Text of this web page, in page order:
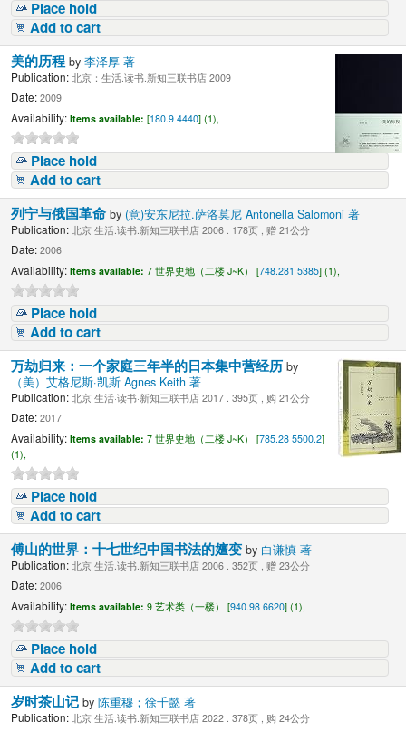
Place hold
Add to cart
美的历程by李泽厚 著
Publication: 北京：生活.读书.新知三联书店 2009
Date: 2009
Availability: Items available: [180.9 4440] (1),
Place hold
Add to cart
列宁与俄国革命by (意)安东尼拉.萨洛莫尼 Antonella Salomoni 著
Publication: 北京 生活.读书.新知三联书店 2006 . 178页 , 赠 21公分
Date: 2006
Availability: Items available: 7 世界史地（二楼 J~K） [748.281 5385] (1),
Place hold
Add to cart
万劫归来：一个家庭三年半的日本集中营经历by
（美）艾格尼斯·凯斯 Agnes Keith 著
Publication: 北京 生活·读书·新知三联书店 2017 . 395页 , 购 21公分
Date: 2017
Availability: Items available: 7 世界史地（二楼 J~K） [785.28 5500.2]
(1),
Place hold
Add to cart
傅山的世界：十七世纪中国书法的嬗变by 白谦慎 著
Publication: 北京 生活.读书.新知三联书店 2006 . 352页 , 赠 23公分
Date: 2006
Availability: Items available: 9 艺术类（一楼） [940.98 6620] (1),
Place hold
Add to cart
岁时茶山记by陈重穆；徐千懿 著
Publication: 北京 生活.读书.新知三联书店 2022 . 378页 , 购 24公分